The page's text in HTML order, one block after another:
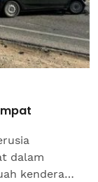
dalam
kenderaan